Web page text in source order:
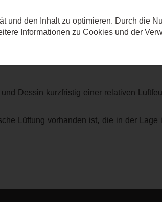
Dessin kurzfristig einer relativen
Lüftung vorhanden ist, die in der Lage
und den Inhalt zu optimieren. Durch die
Informationen zu Cookies und der